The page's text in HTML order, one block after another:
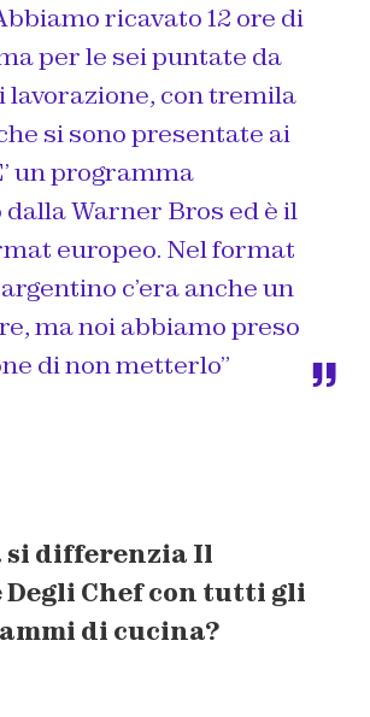
ricavato 12 ore di
per le sei puntate da
lavorazione, con tremila
si sono presentate ai
un programma
dalla Warner Bros ed è il
europeo. Nel format
c’era anche un
ma noi abbiamo preso
di non metterlo”
si differenzia Il
Chef con tutti gli
di cucina?